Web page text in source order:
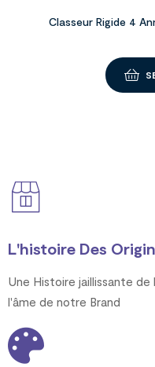
Classeur Rigide 4
L'histoire Des
Une Histoire jaillissante
l'âme de notre Brand